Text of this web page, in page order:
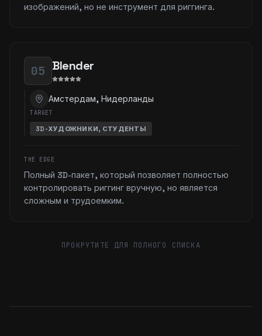
изображений, но не инструмент для риггинга.
05 Blender
Амстердам, Нидерланды
TARGET
3D-ХУДОЖНИКИ, СТУДЕНТЫ
THE EDGE
Полный 3D-пакет, который позволяет полностью
контролировать риггинг вручную, но является
сложным и трудоемким.
ПРОКРУТИТЕ ДЛЯ ПОЛНОГО СПИСКА